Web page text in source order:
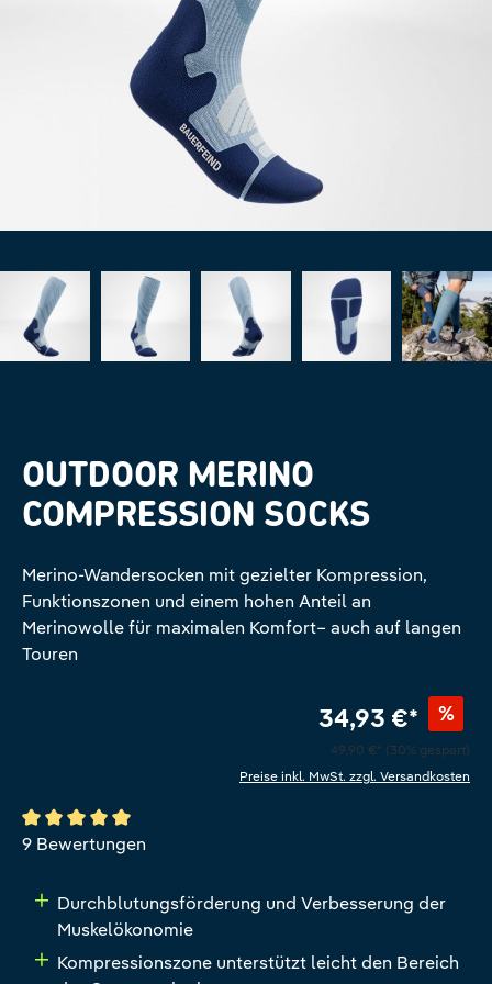
OUTDOOR MERINO
COMPRESSION SOCKS
Merino-Wandersocken mit gezielter Kompression,
Funktionszonen und einem hohen Anteil an
Merinowolle für maximalen Komfort– auch auf langen
Touren
34,93 €* %
49,90 €* (30% gespart)
Preise inkl. MwSt. zzgl. Versandkosten
Durchschnittliche Bewertung von 5 von 5 Sternen
9 Bewertungen
Durchblutungsförderung und Verbesserung der
Muskelökonomie
Kompressionszone unterstützt leicht den Bereich